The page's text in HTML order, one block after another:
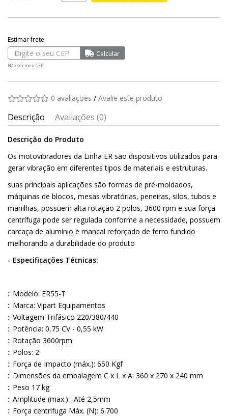
Não sei meu CEP
0 avaliações / Avalie este produto
Descrição Avaliações (0)
Descrição do Produto
Os motovibradores da Linha ER são dispositivos utilizados para
gerar vibração em diferentes tipos de materiais e estruturas.
suas principais aplicações são formas de pré-moldados,
máquinas de blocos, mesas vibratórias, peneiras, silos, tubos e
manilhas, possuem alta rotação 2 polos, 3600 rpm e sua força
centrífuga pode ser regulada conforme a necessidade, possuem
carcaça de alumínio e mancal reforçado de ferro fundido
melhorando a durabilidade do produto
- Especificações Técnicas:
:: Modelo: ER55-T
:: Marca: Vipart Equipamentos
:: Voltagem Trifásico 220/380/440
:: Potência: 0,75 CV - 0,55 kW
:: Rotação 3600rpm
:: Polos: 2
:: Força de Impacto (máx.): 650 Kgf
:: Dimensões da embalagem C x L x A: 360 x 270 x 240 mm
:: Peso 17 kg
:: Amplitude (max.) : Até 2,5mm
:: Força centrifuga Máx. (N): 6.700